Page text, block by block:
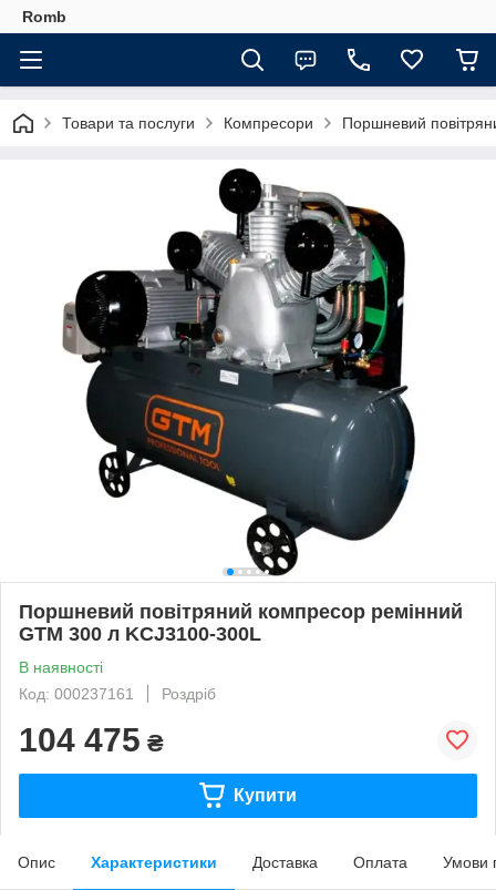
Romb
Товари та послуги Компресори Поршневий
Поршневий повітряний компресор ремінний
GTM 300 л KCJ3100-300L
В наявності
Код: 000237161
Роздріб
104 475 ₴
Купити
Опис Характеристики Доставка Оплата Умови